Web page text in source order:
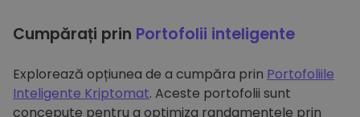
Cumpărați prin Portofolii inteligente
Explorează opțiunea de a cumpăra prin Portofoliile
Inteligente Kriptomat. Aceste portofolii sunt
concepute pentru a optimiza randamentele prin